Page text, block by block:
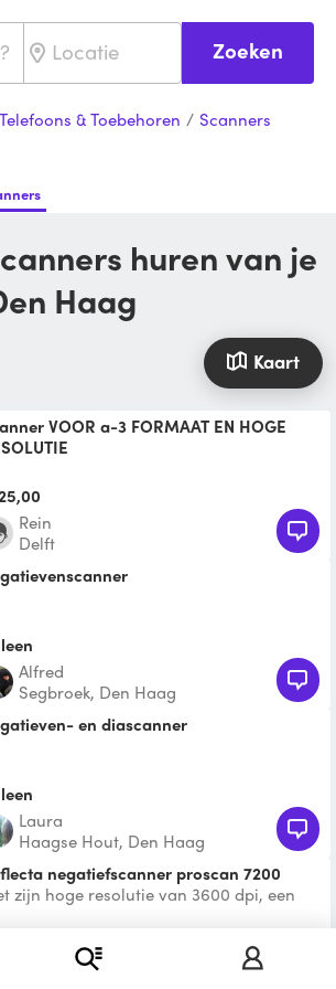
Zoeken
& Toebehoren / Scanners
Haag
Kaart
MODEL J18A. DE SCANNER IS GESCHIKT
A-3 FORMAAT EN VOOR
Rein
Delft
Alfred
Segbroek, Den Haag
en diascanner
Laura
Haagse Hout, Den Haag
negatiefscanner proscan 7200
zijn hoge resolutie van 3600 dpi, een